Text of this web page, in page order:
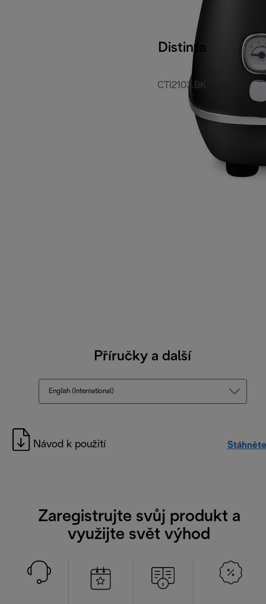
Distinta
CTI2103.BK
Příručky a další
English (International)
Návod k použití
Zaregistrujte svůj produkt a
využijte svět výhod